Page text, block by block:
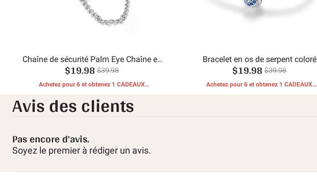
Chaîne de sécurité Palm Eye Chaîne en
os de serpent
$19.98 $39.98
Achetez pour 6 et obtenez 1 CADEAUX
Bracelet en os de serpent coloré
$19.98 $39.98
Achetez pour 6 et obtenez 1 CADEAUX
Avis des clients
Pas encore d'avis.
Soyez le premier à rédiger un avis.